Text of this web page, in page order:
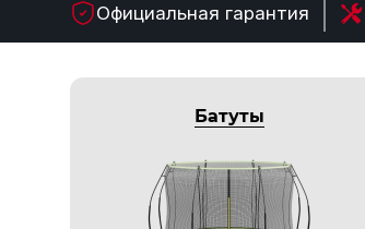
Официальная гарантия
Батуты